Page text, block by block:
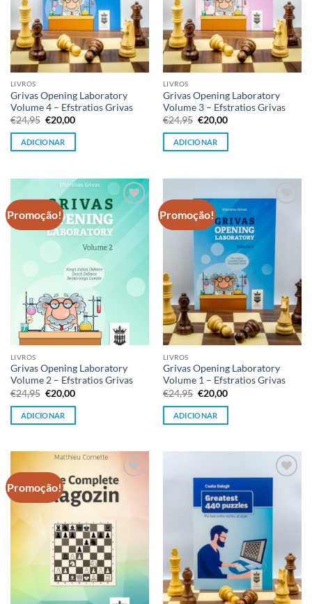
LIVROS
Grivas Opening Laboratory
Volume 4 – Efstratios Grivas
€24,95 O
preço
original
era:
€20,00O
atual
ADICIONAR
LIVROS
Grivas Opening Laboratory
Volume 3 – Efstratios Grivas
€24,95 O
preço
original
era:
€20,00O
atual
ADICIONAR
Promoção!
Adicionar
à lista de
desejos
LIVROS
Grivas Opening Laboratory
Volume 2 – Efstratios Grivas
€24,95 O
preço
original
era:
€20,00O
atual
ADICIONAR
Promoção!
à lista de
LIVROS
Grivas Opening Laboratory
Volume 1 – Efstratios Grivas
€24,95 O
preço
original
era:
€20,00O
atual
ADICIONAR
Promoção!
Adicionar
à lista de
desejos
desejos